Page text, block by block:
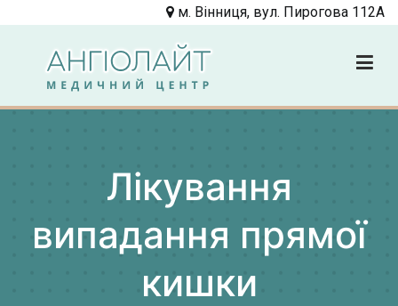
м. Вінниця, вул. Пирогова 112А
Angiolight
Клиника
Лікування
випадання прямої
кишки